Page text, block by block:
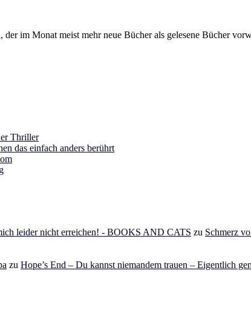
im Monat meist mehr neue Bücher als gelesene Bücher
Thriller
das einfach anders berührt
leider nicht erreichen! - BOOKS AND CATS zu Schmerz
zu Hope’s End – Du kannst niemandem trauen – Eigentlich